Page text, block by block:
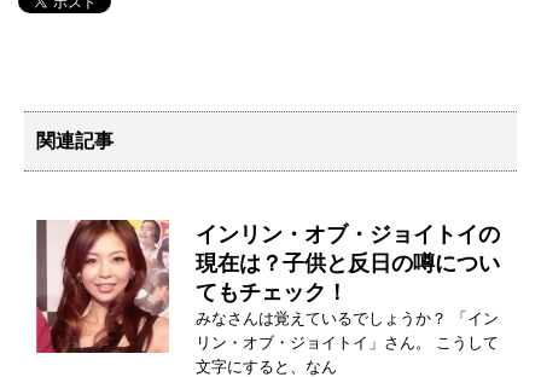
関連記事
インリン・オブ・ジョイトイの
現在は？子供と反日の噂につい
てもチェック！
みなさんは覚えているでしょうか？ 「イン
リン・オブ・ジョイトイ」さん。 こうして
文字にすると、なん